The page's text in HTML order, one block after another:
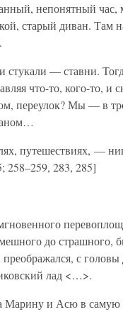
непонятный
старый диван. Там
— ставни.
что-то, кого-то, и
переулок? Мы — в
путешествиях, —
258–259, 283, 285]
до страшного,
с головы
лад <…>.
Марину и Асю в